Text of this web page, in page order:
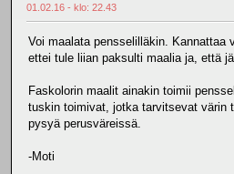
01.02.16 - klo: 22.43
Voi maalata pensselilläkin. Kannattaa
ettei tule liian paksulti maalia ja, että
Faskolorin maalit ainakin toimii
tuskin toimivat, jotka tarvitsevat värin
pysyä perusväreissä.
-Moti